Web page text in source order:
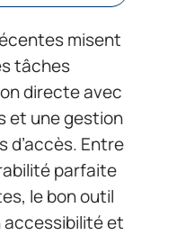
misent
tâches
directe avec
et une gestion
d’accès. Entre
parfaite
le bon outil
accessibilité et